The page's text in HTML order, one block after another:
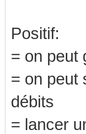
Positif:
= on peut
= on peut
débits
= lancer